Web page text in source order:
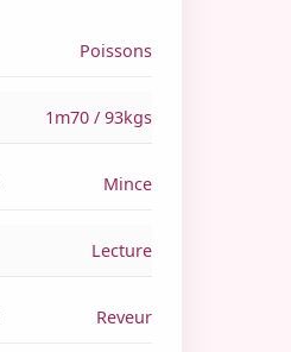
Poissons
1m70 / 93kgs
Mince
Lecture
Reveur